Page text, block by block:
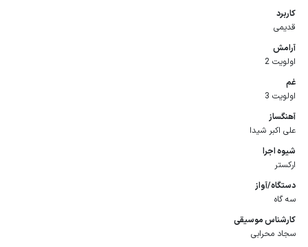
کاربرد
قدیمی
آرامش
اولویت 2
غم
اولویت 3
آهنگساز
علی‌ اکبر شیدا
شیوه اجرا
ارکستر
دستگاه/آواز
سه گاه
كارشناس موسیقی
سجاد محرابی